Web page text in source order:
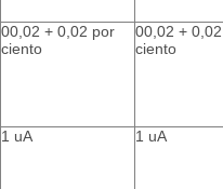
00,02 + 0,02 por
ciento
00,02 +
ciento
1 uA 1 uA